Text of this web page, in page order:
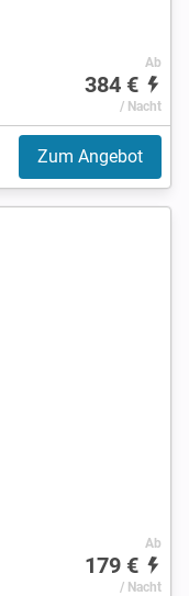
Ab
384 €
/ Nacht
Zum Angebot
Ab
179 €
/ Nacht